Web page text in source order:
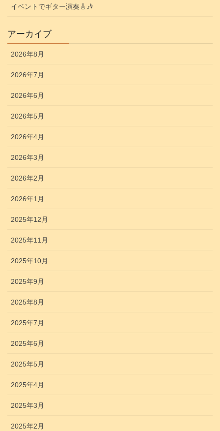
イベントでギター演奏🎸🎶
アーカイブ
2026年8月
2026年7月
2026年6月
2026年5月
2026年4月
2026年3月
2026年2月
2026年1月
2025年12月
2025年11月
2025年10月
2025年9月
2025年8月
2025年7月
2025年6月
2025年5月
2025年4月
2025年3月
2025年2月